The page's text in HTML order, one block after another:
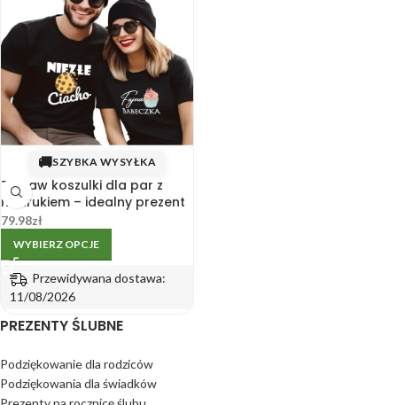
🚚SZYBKA WYSYŁKA
Zestaw koszulki dla par z
nadrukiem – idealny prezent
dla zakochanych
79.98zł
WYBIERZ OPCJE
Przewidywana dostawa:
11/08/2026
PREZENTY ŚLUBNE
Podziękowanie dla rodziców
Podziękowania dla świadków